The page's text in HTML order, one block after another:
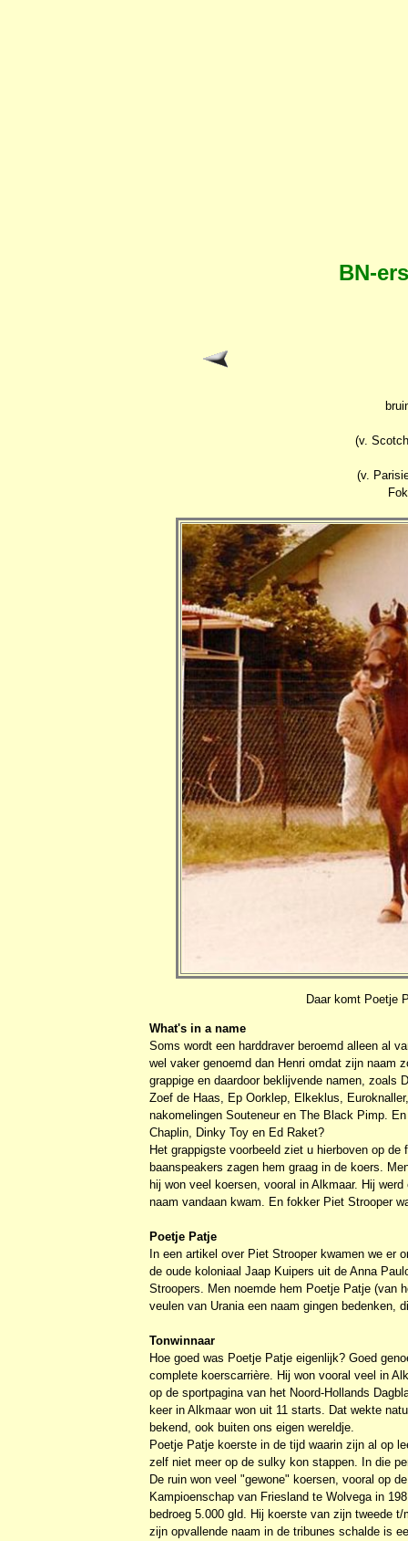
BN-
(v.
(v.
Daar komt Poetje
What's in a name
Soms wordt een harddraver beroemd alleen al
wel vaker genoemd dan Henri omdat zijn naam
grappige en daardoor beklijvende namen, zoals
Zoef de Haas, Ep Oorklep, Elkeklus,
nakomelingen Souteneur en The Black Pimp.
Chaplin, Dinky Toy en Ed Raket?
Het grappigste voorbeeld ziet u hierboven op
baanspeakers zagen hem graag in de koers.
hij won veel koersen, vooral in Alkmaar. Hij
naam vandaan kwam. En fokker Piet Strooper
Poetje Patje
In een artikel over Piet Strooper kwamen we er
de oude koloniaal Jaap Kuipers uit de Anna
Stroopers. Men noemde hem Poetje Patje (van
veulen van Urania een naam gingen bedenken,
Tonwinnaar
Hoe goed was Poetje Patje eigenlijk? Goed
complete koerscarrière. Hij won vooral veel in
op de sportpagina van het Noord-Hollands
keer in Alkmaar won uit 11 starts. Dat wekte
bekend, ook buiten ons eigen wereldje.
Poetje Patje koerste in de tijd waarin zijn al op
zelf niet meer op de sulky kon stappen. In die
De ruin won veel "gewone" koersen, vooral op
Kampioenschap van Friesland te Wolvega in
bedroeg 5.000 gld. Hij koerste van zijn tweede
zijn opvallende naam in de tribunes schalde is